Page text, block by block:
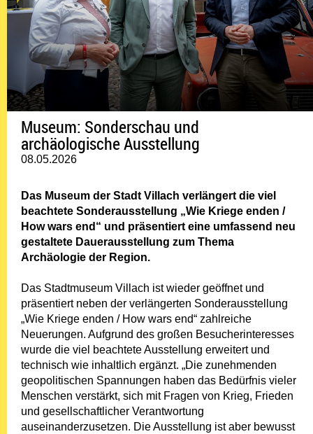
Museum: Sonderschau und
archäologische Ausstellung
08.05.2026
Das Museum der Stadt Villach verlängert die viel
beachtete Sonderausstellung „Wie Kriege enden /
How wars end“ und präsentiert eine umfassend neu
gestaltete Dauerausstellung zum Thema
Archäologie der Region.
Das Stadtmuseum Villach ist wieder geöffnet und
präsentiert neben der verlängerten Sonderausstellung
„Wie Kriege enden / How wars end“ zahlreiche
Neuerungen. Aufgrund des großen Besucherinteresses
wurde die viel beachtete Ausstellung erweitert und
technisch wie inhaltlich ergänzt. „Die zunehmenden
geopolitischen Spannungen haben das Bedürfnis vieler
Menschen verstärkt, sich mit Fragen von Krieg, Frieden
und gesellschaftlicher Verantwortung
auseinanderzusetzen. Die Ausstellung ist aber bewusst